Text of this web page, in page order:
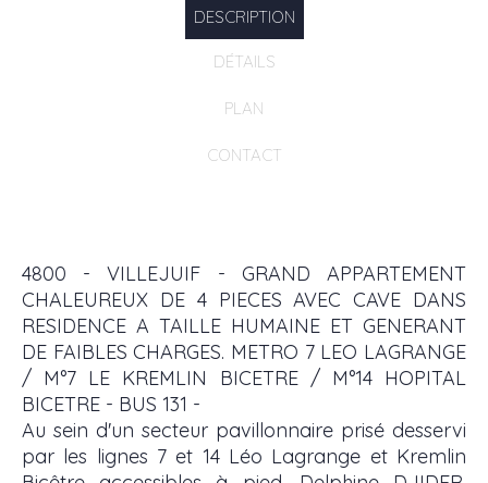
DESCRIPTION
DÉTAILS
PLAN
CONTACT
4800 - VILLEJUIF - GRAND APPARTEMENT
CHALEUREUX DE 4 PIECES AVEC CAVE DANS
RESIDENCE A TAILLE HUMAINE ET GENERANT
DE FAIBLES CHARGES. METRO 7 LEO LAGRANGE
/ M°7 LE KREMLIN BICETRE / M°14 HOPITAL
BICETRE - BUS 131 -
Au sein d'un secteur pavillonnaire prisé desservi
par les lignes 7 et 14 Léo Lagrange et Kremlin